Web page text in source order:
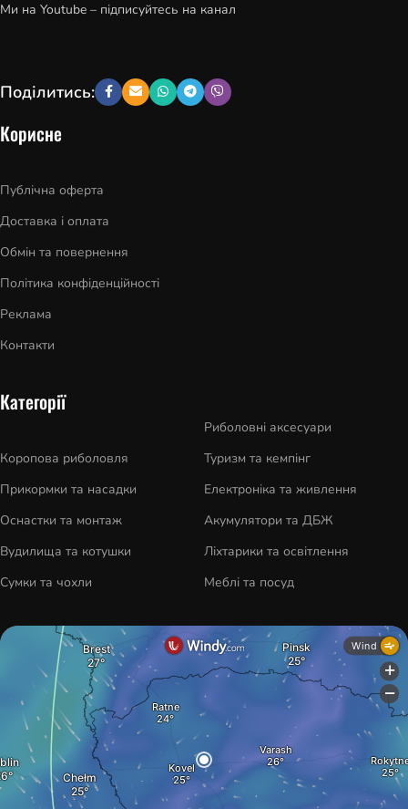
Ми на Youtube – підписуйтесь на канал
Поділитись:
Корисне
Публічна оферта
Доставка і оплата
Обмін та повернення
Політика конфіденційності
Реклама
Контакти
Категорії
Коропова риболовля
Прикормки та насадки
Оснастки та монтаж
Вудилища та котушки
Сумки та чохли
Риболовні аксесуари
Туризм та кемпінг
Електроніка та живлення
Акумулятори та ДБЖ
Ліхтарики та освітлення
Меблі та посуд